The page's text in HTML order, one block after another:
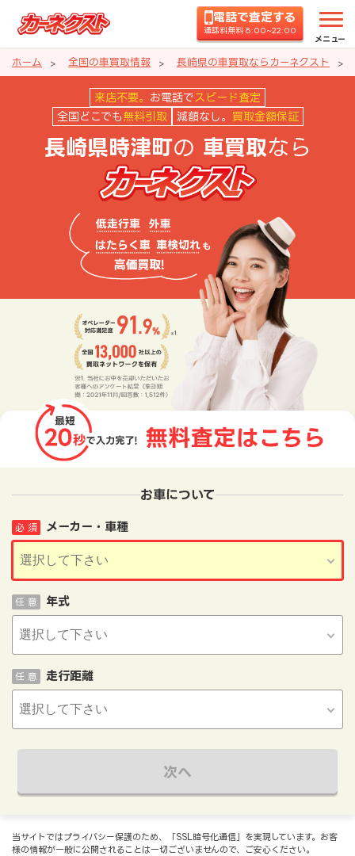
電話で査定する
通話料無料 8:00~22:00
メニュー
ホーム 全国の車買取情報 長崎県の車買取ならカーネクスト
長崎県時津町の車買取ならカー
来店不要。 お電話で スピード査定
全国どこでも 無料引取 減額なし。 買取金額保証
長崎県時津町の 車買取なら
お車について
メーカー・車種
必 須
年式
任 意
走行距離
任 意
次へ
当サイトではプライバシー保護のため、「SSL暗号化通信」を実現しています。お客
様の情報が一般に公開されることは一切ございませんので、ご安心ください。